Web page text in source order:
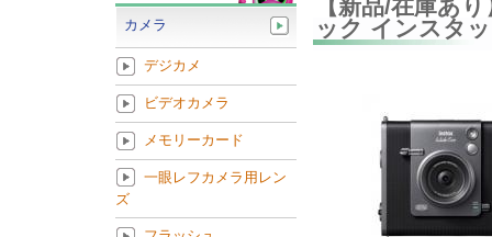
【新品/在庫あ
ック インスタ
カメラ
デジカメ
ビデオカメラ
メモリーカード
一眼レフカメラ用レン
ズ